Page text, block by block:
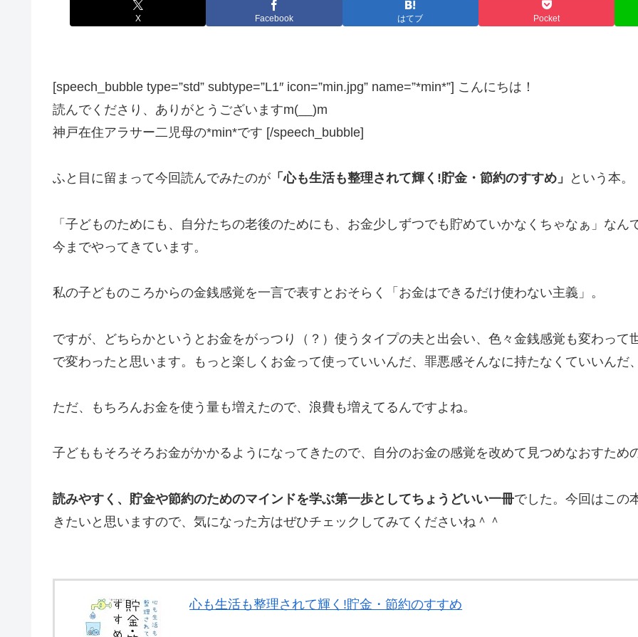
X Facebook はてブ Pocket
[speech_bubble type=”std” subtype=”L1″ icon=”min.jpg” name=”*min*”] こんにちは！
読んでくださり、ありがとうございますm(__)m
神戸在住アラサー二児母の*min*です [/speech_bubble]
ふと目に留まって今回読んでみたのが 「心も生活も整理されて輝く!貯金・節約のすすめ」 という本。
「子どものためにも、自分たちの老後のためにも、お金少しずつでも貯めていかなくちゃなぁ」な
今までやってきています。
私の子どものころからの金銭感覚を一言で表すとおそらく「お金はできるだけ使わない主義」。
ですが、どちらかというとお金をがっつり（？）使うタイプの夫と出会い、色々金銭感覚も変わっ
で変わったと思います。もっと楽しくお金って使っていいんだ、罪悪感そんなに持たなくていいんだ
ただ、もちろんお金を使う量も増えたので、浪費も増えてるんですよね。
子どももそろそろお金がかかるようになってきたので、自分のお金の感覚を改めて見つめなおすため
読みやすく、貯金や節約のためのマインドを学ぶ第一歩としてちょうどいい一冊でした。今回はこの
きたいと思いますので、気になった方はぜひチェックしてみてくださいね＾＾
心も生活も整理されて輝く!貯金・節約のすすめ